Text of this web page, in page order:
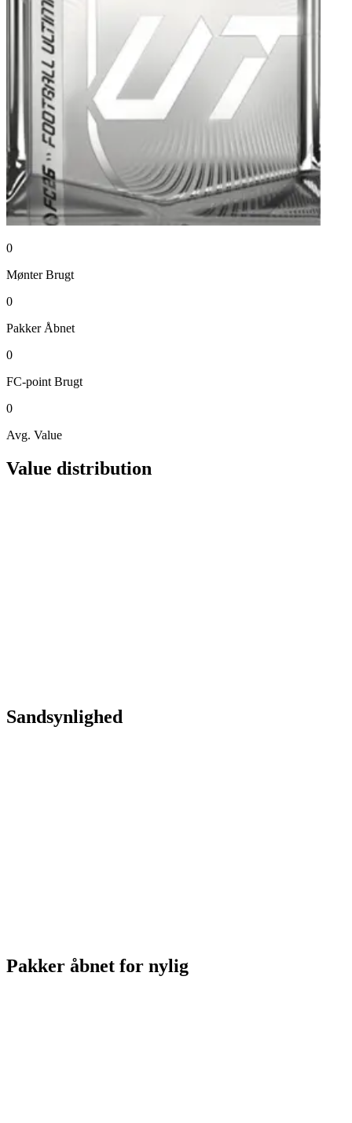
0
Mønter Brugt
0
Pakker Åbnet
0
FC-point Brugt
0
Avg. Value
Value distribution
Sandsynlighed
Pakker åbnet for nylig